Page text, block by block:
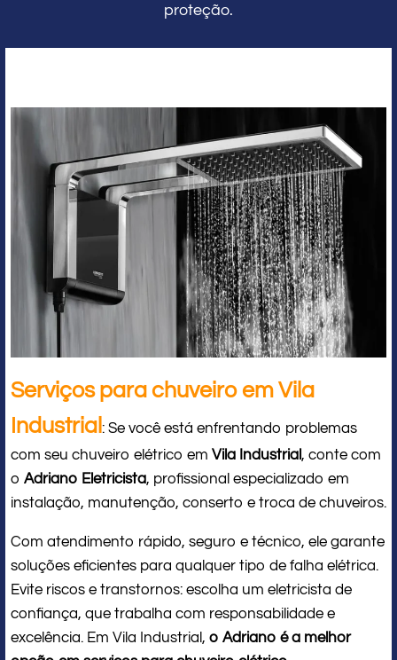
proteção.
Serviços para chuveiro em Vila
Industrial : Se você está enfrentando problemas
com seu chuveiro elétrico em Vila Industrial, conte com
o Adriano Eletricista, profissional especializado em
instalação, manutenção, conserto e troca de chuveiros.
Com atendimento rápido, seguro e técnico, ele garante
soluções eficientes para qualquer tipo de falha elétrica.
Evite riscos e transtornos: escolha um eletricista de
confiança, que trabalha com responsabilidade e
excelência. Em Vila Industrial, o Adriano é a melhor